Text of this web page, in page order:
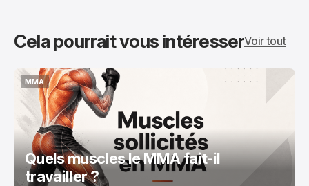
Cela pourrait vous intéresserVoir tout
MMA
MMA
Quels muscles le MMA fait-il
travailler ?